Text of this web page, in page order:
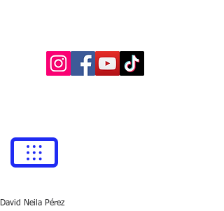
David Neila Pérez